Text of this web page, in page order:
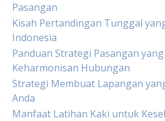
Pasangan
Kisah Pertandingan Tunggal
Indonesia
Panduan Strategi Pasangan
Keharmonisan Hubungan
Strategi Membuat Lapangan
Anda
Manfaat Latihan Kaki untuk